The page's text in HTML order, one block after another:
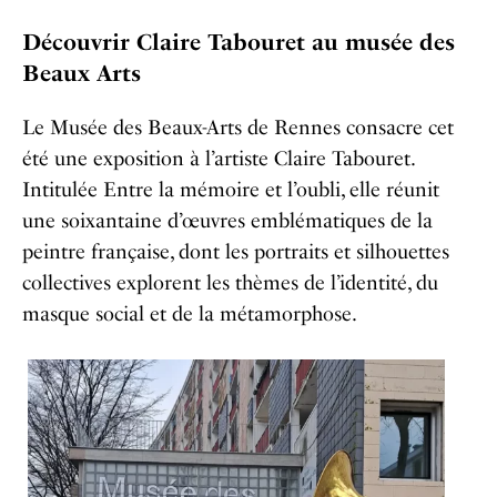
Découvrir Claire Tabouret au musée des
Beaux Arts
Le Musée des Beaux-Arts de Rennes consacre cet
été une exposition à l’artiste Claire Tabouret.
Intitulée Entre la mémoire et l’oubli, elle réunit
une soixantaine d’œuvres emblématiques de la
peintre française, dont les portraits et silhouettes
collectives explorent les thèmes de l’identité, du
masque social et de la métamorphose.